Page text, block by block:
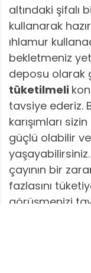
altındaki şifalı
kullanarak
ıhlamur
bekletmeniz
deposu olarak
tüketilmeli
tavsiye ederiz.
karışımları
güçlü olabilir
çayının bir
fazlasını
görüşmenizi